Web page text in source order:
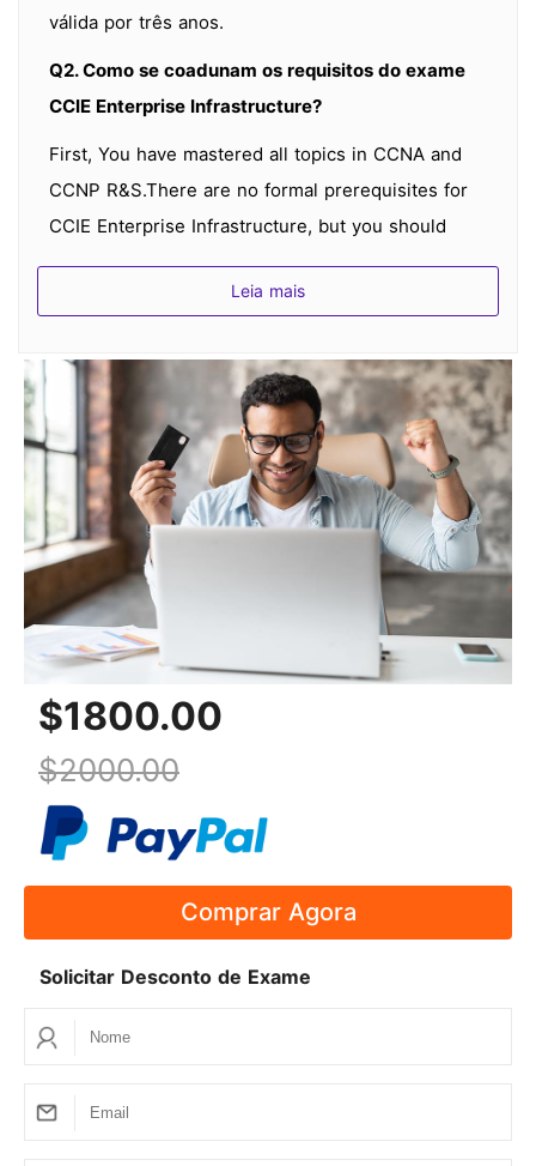
válida por três anos.
Q2. Como se coadunam os requisitos do exame
CCIE Enterprise Infrastructure?
First, You have mastered all topics in CCNA and
CCNP R&S.There are no formal prerequisites for
CCIE Enterprise Infrastructure, but you should
have a thorough understanding of the exam topics
before taking the exam.CCIE candidates are
experience with designing, deploying, operating
and optimizing enterprise networking technologies
and solutions prior to taking the exam.
3.Com que frequência as perguntas são
actualizadas?
Tentamos sempre fornecer o conjunto de
perguntas mais recentes, as actualizações nas
perguntas dependem das mudanças no conjunto
de perguntas reais dos diferentes fornecedores.
Assim que conhecemos a mudança no conjunto de
perguntas do exame de laboratório de empresas
da CCIE, tentamos o nosso melhor para actualizar
os produtos o mais rapidamente possível.
Os tutores do SPOTO estabelecerão o horário de
equipas profissionais para ajudar no seu estudo.
Passo 1: Pass the qualifying examCCNP
Leia mais
$1800.00
$2000.00
Comprar Agora
Solicitar Desconto de Exame